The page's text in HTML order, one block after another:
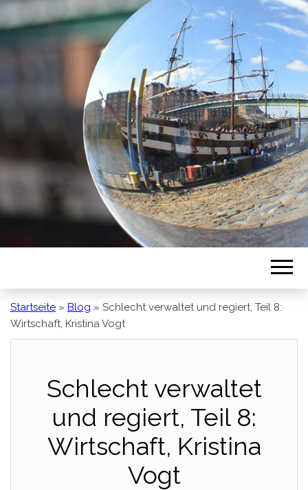
BREMEN SO
GESEHEN
Startseite » Blog » Schlecht verwaltet und regiert, Teil 8:
Wirtschaft, Kristina Vogt
Schlecht verwaltet
und regiert, Teil 8:
Wirtschaft, Kristina
Vogt